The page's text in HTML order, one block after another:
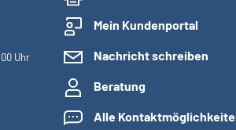
Uhr
Mein Kundenportal
Nachricht schreiben
Beratung
Alle